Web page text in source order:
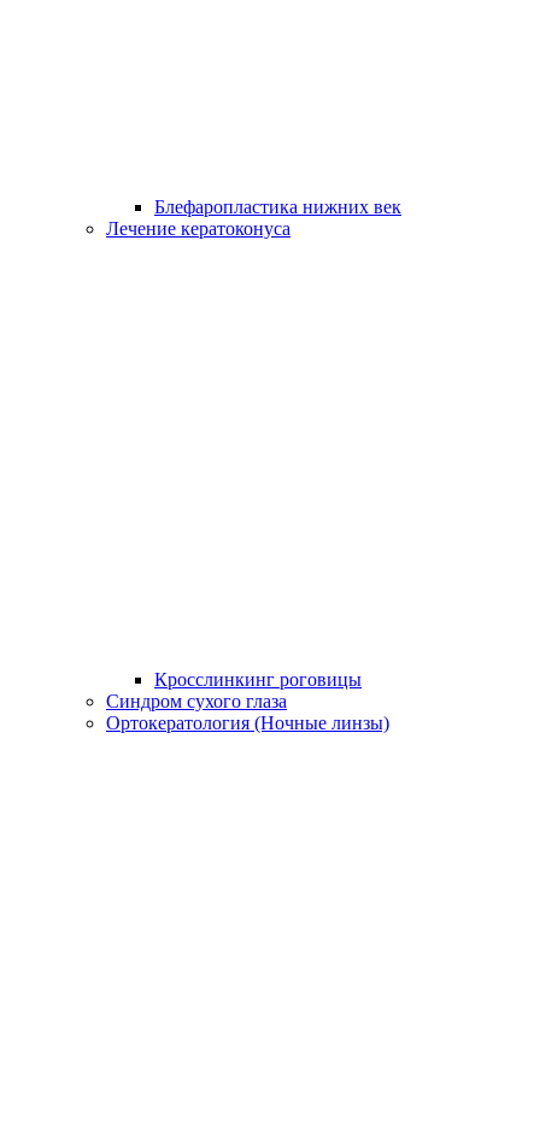
Блефаропластика нижних век
Лечение кератоконуса
Кросслинкинг роговицы
Синдром сухого глаза
Ортокератология (Ночные линзы)